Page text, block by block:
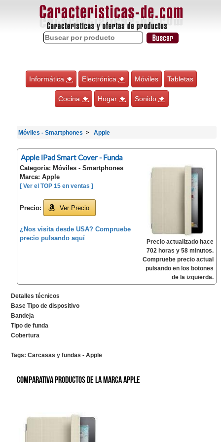
Informática Electrónica Móviles Tabletas
Cocina Hogar Sonido
Móviles - Smartphones Apple
Apple iPad Smart Cover - Funda
Categoría: Móviles - Smartphones
Marca: Apple
[ Ver el TOP 15 en ventas ]
Precio: Ver Precio
¿Nos visita desde USA? Compruebe
precio pulsando aquí
Precio actualizado hace
702 horas y 58 minutos.
Compruebe precio actual
pulsando en los botones
de la izquierda.
Detalles técnicos
Base Tipo de dispositivo
Bandeja
Tipo de funda
Cobertura
Tags: Carcasas y fundas - Apple
Comparativa productos de la marca Apple